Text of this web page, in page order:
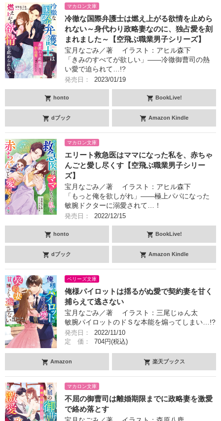
マカロン文庫
冷徹な国際弁護士は燃え上がる欲情を止めら
れない～身代わり政略妻なのに、独占愛を刻
まれました～【空飛ぶ職業男子シリーズ】
宝月なごみ／著 イラスト：アヒル森下
「きみのすべてが欲しい」――冷徹御曹司の熱
い愛で迫られて…!?
発売日： 2023/01/19
honto BookLive!
dブック Amazon Kindle
マカロン文庫
エリート救急医はママになった私を、赤ちゃ
んごと愛し尽くす【空飛ぶ職業男子シリー
ズ】
宝月なごみ／著 イラスト：アヒル森下
「もっと俺を欲しがれ」――極上パパになった
敏腕ドクターに溺愛されて…！
発売日： 2022/12/15
honto BookLive!
dブック Amazon Kindle
ベリーズ文庫
俺様パイロットは揺るがぬ愛で契約妻を甘く
捕らえて逃さない
宝月なごみ／著 イラスト：三尾じゅん太
敏腕パイロットのドＳな本能を煽ってしまい…!?
発売日：
2022/11/10
定 価：
704円(税込)
Amazon 楽天ブックス
マカロン文庫
不屈の御曹司は離婚期限までに政略妻を激愛
で絡め落とす